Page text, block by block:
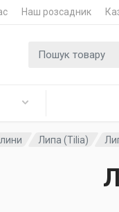
Наш розсадник
Пошук для
Липа (Tilia)